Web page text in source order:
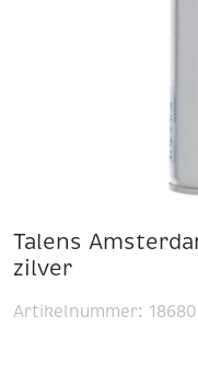
Talens
zilver
Artikelnummer: